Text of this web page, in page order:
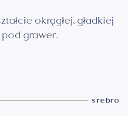
okrągłej, gładkiej
grawer.
srebro